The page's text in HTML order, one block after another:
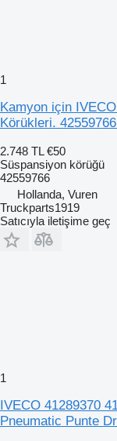
1
Kamyon için
Körükleri.
2.748 TL €50
Süspansiyon körüğü
42559766
Hollanda, Vuren
Truckparts1919
Satıcıyla iletişime geç
1
IVECO 41289370
Pneumatic Punte